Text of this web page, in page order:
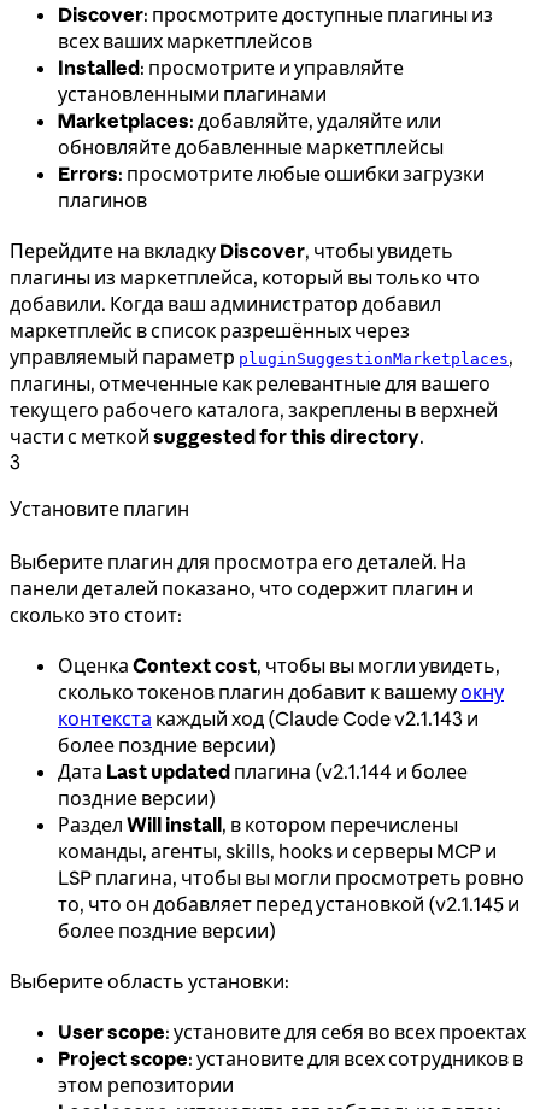
Discover: просмотрите доступные плагины из
всех ваших маркетплейсов
Installed: просмотрите и управляйте
установленными плагинами
Marketplaces: добавляйте, удаляйте или
обновляйте добавленные маркетплейсы
Errors: просмотрите любые ошибки загрузки
плагинов
Перейдите на вкладку Discover, чтобы увидеть
плагины из маркетплейса, который вы только что
добавили. Когда ваш администратор добавил
маркетплейс в список разрешённых через
управляемый параметр pluginSuggestionMarketplaces,
плагины, отмеченные как релевантные для вашего
текущего рабочего каталога, закреплены в верхней
части с меткой suggested for this directory.
3
Установите плагин
Выберите плагин для просмотра его деталей. На
панели деталей показано, что содержит плагин и
сколько это стоит:
Оценка Context cost, чтобы вы могли увидеть,
сколько токенов плагин добавит к вашемуокну
контекста каждый ход (Claude Code v2.1.143 и
более поздние версии)
Дата Last updated плагина (v2.1.144 и более
поздние версии)
Раздел Will install, в котором перечислены
команды, агенты, skills, hooks и серверы MCP и
LSP плагина, чтобы вы могли просмотреть ровно
то, что он добавляет перед установкой (v2.1.145 и
более поздние версии)
Выберите область установки:
User scope: установите для себя во всех проектах
Project scope: установите для всех сотрудников в
этом репозитории